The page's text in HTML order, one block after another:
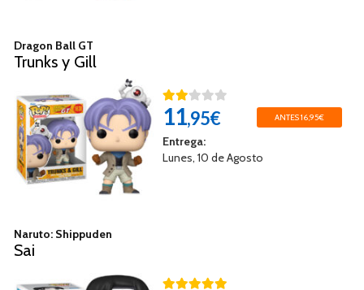
Dragon Ball GT
Trunks y Gill
11,95€ ANTES 16,95€
Entrega:
Lunes, 10 de Agosto
Naruto: Shippuden
Sai